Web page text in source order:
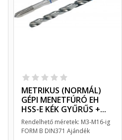
METRIKUS (NORMÁL)
GÉPI MENETFÚRÓ EH
HSS-E KÉK GYŰRŰS +...
Rendelhető méretek: M3-M16-ig
FORM B DIN371 Ajándék